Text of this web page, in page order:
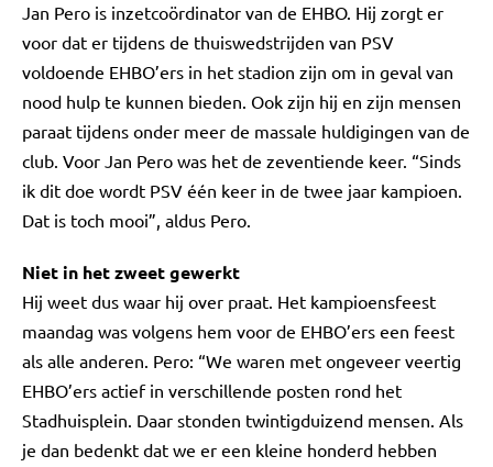
Jan Pero is inzetcoördinator van de EHBO. Hij zorgt er
voor dat er tijdens de thuiswedstrijden van PSV
voldoende EHBO’ers in het stadion zijn om in geval van
nood hulp te kunnen bieden. Ook zijn hij en zijn mensen
paraat tijdens onder meer de massale huldigingen van de
club. Voor Jan Pero was het de zeventiende keer. “Sinds
ik dit doe wordt PSV één keer in de twee jaar kampioen.
Dat is toch mooi”, aldus Pero.
Niet in het zweet gewerkt
Hij weet dus waar hij over praat. Het kampioensfeest
maandag was volgens hem voor de EHBO’ers een feest
als alle anderen. Pero: “We waren met ongeveer veertig
EHBO’ers actief in verschillende posten rond het
Stadhuisplein. Daar stonden twintigduizend mensen. Als
je dan bedenkt dat we er een kleine honderd hebben